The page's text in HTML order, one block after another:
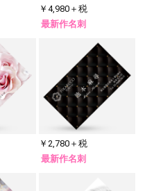
￥4,980＋税
最新作名刺
￥2,780＋税
最新作名刺